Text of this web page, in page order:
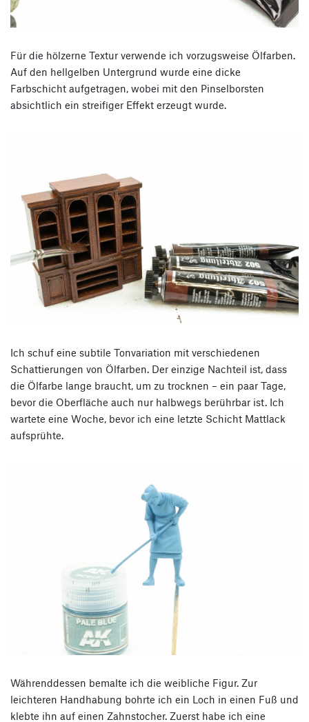
Für die hölzerne Textur verwende ich vorzugsweise Ölfarben.
Auf den hellgelben Untergrund wurde eine dicke
Farbschicht aufgetragen, wobei mit den Pinselborsten
absichtlich ein streifiger Effekt erzeugt wurde.
Ich schuf eine subtile Tonvariation mit verschiedenen
Schattierungen von Ölfarben. Der einzige Nachteil ist, dass
die Ölfarbe lange braucht, um zu trocknen – ein paar Tage,
bevor die Oberfläche auch nur halbwegs berührbar ist. Ich
wartete eine Woche, bevor ich eine letzte Schicht Mattlack
aufsprühte.
Währenddessen bemalte ich die weibliche Figur. Zur
leichteren Handhabung bohrte ich ein Loch in einen Fuß und
klebte ihn auf einen Zahnstocher. Zuerst habe ich eine